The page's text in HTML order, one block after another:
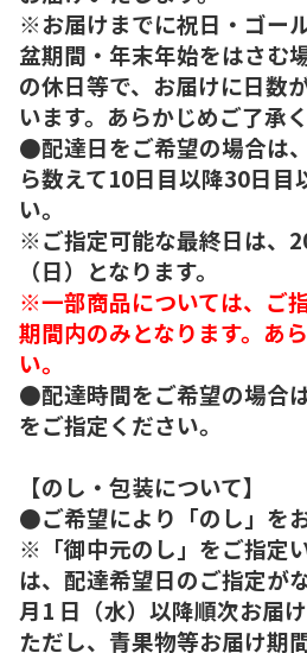
※お届けまでに祝日・ゴー
盆期間・年末年始をはさむ
の休日等で、お届けに日数
います。あらかじめご了承く
●配達日をご希望の場合は
ら数えて10日目以降30日目
い。
※ご指定可能な最終日は、
（日）となります。
※一部商品については、ご
期間内のみとなります。あ
い。
●配達時間をご希望の場合
をご指定ください。
【のし・包装について】
●ご希望により「のし」を
※「御中元のし」をご指定
は、配達希望日のご指定が
月1 日（水）以降順次お届け
ただし、青果物等お届け期